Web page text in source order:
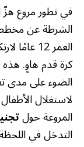
في تطور مروع
الشرطة عن
العمر
كرة قدم هاوٍ.
الضوء على مدى
لاستغلال
المروعة حول
التدخل في